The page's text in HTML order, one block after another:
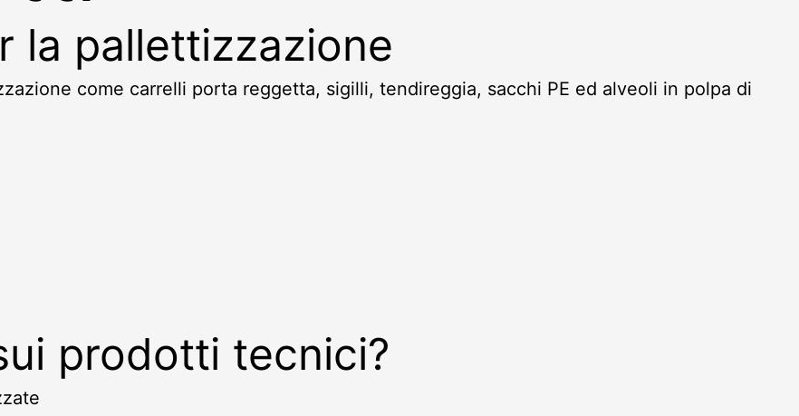
la pallettizzazione
come carrelli porta reggetta, sigilli, tendireggia, sacchi PE ed alveoli in polpa di
prodotti tecnici?